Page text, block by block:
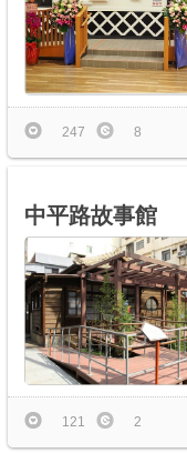
247 8
中平路故事館
121 2